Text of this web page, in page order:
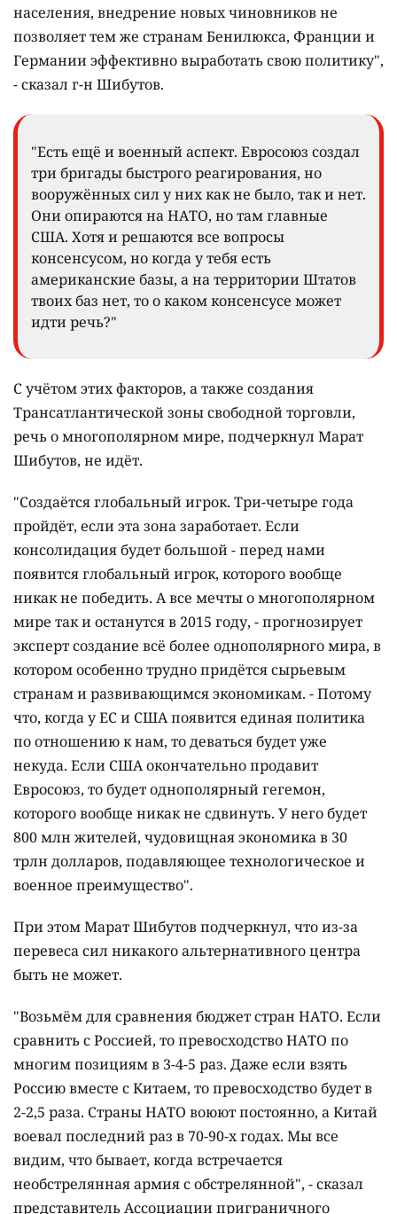
населения, внедрение новых чиновников не
позволяет тем же странам Бенилюкса, Франции и
Германии эффективно выработать свою политику",
- сказал г-н Шибутов.
"Есть ещё и военный аспект. Евросоюз создал
три бригады быстрого реагирования, но
вооружённых сил у них как не было, так и нет.
Они опираются на НАТО, но там главные
США. Хотя и решаются все вопросы
консенсусом, но когда у тебя есть
американские базы, а на территории Штатов
твоих баз нет, то о каком консенсусе может
идти речь?"
С учётом этих факторов, а также создания
Трансатлантической зоны свободной торговли,
речь о многополярном мире, подчеркнул Марат
Шибутов, не идёт.
"Создаётся глобальный игрок. Три-четыре года
пройдёт, если эта зона заработает. Если
консолидация будет большой - перед нами
появится глобальный игрок, которого вообще
никак не победить. А все мечты о многополярном
мире так и останутся в 2015 году, - прогнозирует
эксперт создание всё более однополярного мира, в
котором особенно трудно придётся сырьевым
странам и развивающимся экономикам. - Потому
что, когда у ЕС и США появится единая политика
по отношению к нам, то деваться будет уже
некуда. Если США окончательно продавит
Евросоюз, то будет однополярный гегемон,
которого вообще никак не сдвинуть. У него будет
800 млн жителей, чудовищная экономика в 30
трлн долларов, подавляющее технологическое и
военное преимущество".
При этом Марат Шибутов подчеркнул, что из-за
перевеса сил никакого альтернативного центра
быть не может.
"Возьмём для сравнения бюджет стран НАТО. Если
сравнить с Россией, то превосходство НАТО по
многим позициям в 3-4-5 раз. Даже если взять
Россию вместе с Китаем, то превосходство будет в
2-2,5 раза. Страны НАТО воюют постоянно, а Китай
воевал последний раз в 70-90-х годах. Мы все
видим, что бывает, когда встречается
необстрелянная армия с обстрелянной", - сказал
представитель Ассоциации приграничного